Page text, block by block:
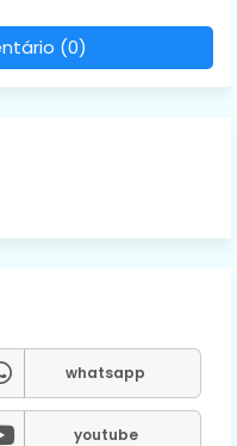
(0)
whatsapp
youtube